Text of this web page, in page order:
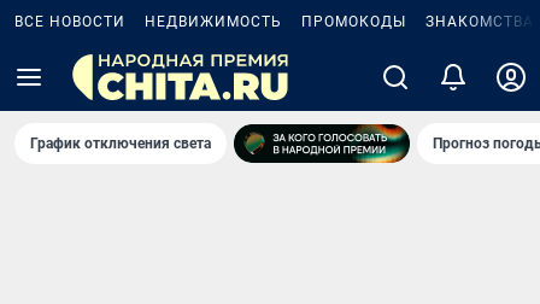
ВСЕ НОВОСТИ НЕДВИЖИМОСТЬ ПРОМОКОДЫ ЗНАКОМСТВА
График отключения света Прогноз